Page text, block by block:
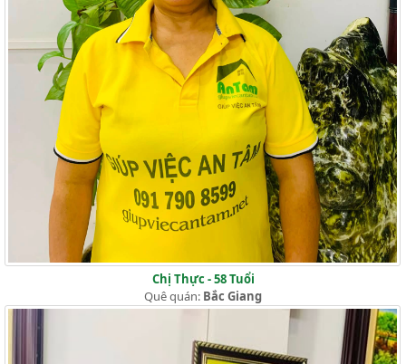
Chị Thực - 58 Tuổi
Quê quán: Bắc Giang